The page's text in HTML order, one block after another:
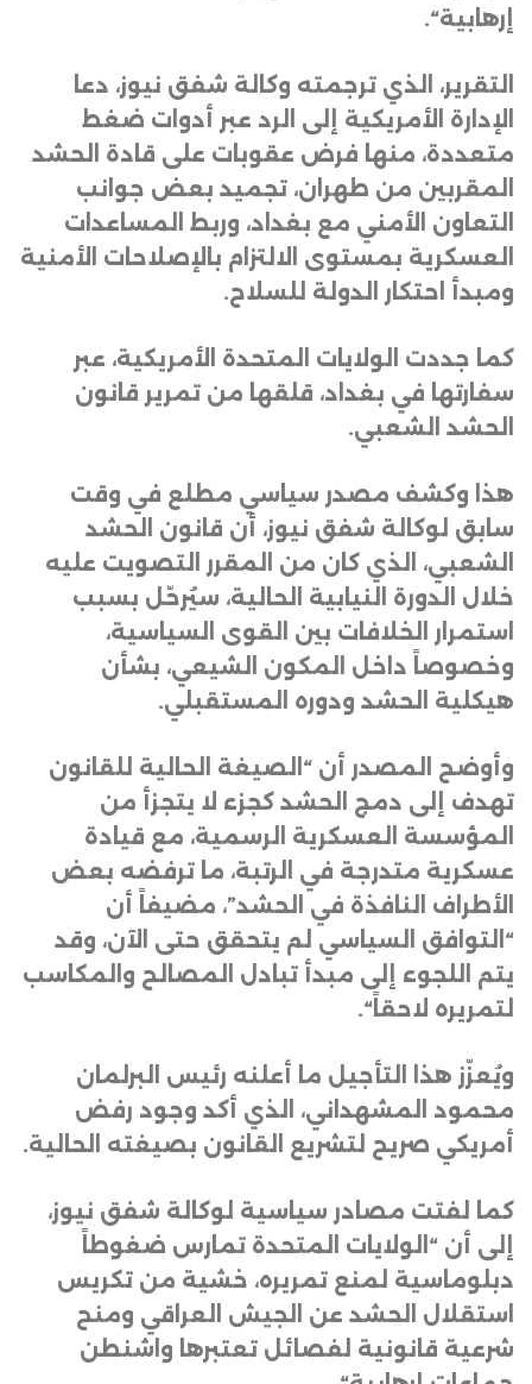
إرهابية“.
التقرير، الذي ترجمته وكالة شفق نيوز، دعا
الإدارة الأمريكية إلى الرد عبر أدوات ضغط
متعددة، منها فرض عقوبات على قادة الحشد
المقربين من طهران، تجميد بعض جوانب
التعاون الأمني مع بغداد، وربط المساعدات
العسكرية بمستوى الالتزام بالإصلاحات الأمنية
ومبدأ احتكار الدولة للسلاح.
كما جددت الولايات المتحدة الأمريكية، عبر
سفارتها في بغداد، قلقها من تمرير قانون
الحشد الشعبي.
هذا وكشف مصدر سياسي مطلع في وقت
سابق لوكالة شفق نيوز، أن قانون الحشد
الشعبي، الذي كان من المقرر التصويت عليه
خلال الدورة النيابية الحالية، سيُرحّل بسبب
استمرار الخلافات بين القوى السياسية،
وخصوصاً داخل المكون الشيعي، بشأن
هيكلية الحشد ودوره المستقبلي.
وأوضح المصدر أن “الصيغة الحالية للقانون
تهدف إلى دمج الحشد كجزء لا يتجزأ من
المؤسسة العسكرية الرسمية، مع قيادة
عسكرية متدرجة في الرتبة، ما ترفضه بعض
الأطراف النافذة في الحشد”، مضيفاً أن
“التوافق السياسي لم يتحقق حتى الآن، وقد
يتم اللجوء إلى مبدأ تبادل المصالح والمكاسب
لتمريره لاحقاً“.
ويُعزّز هذا التأجيل ما أعلنه رئيس البرلمان
محمود المشهداني، الذي أكد وجود رفض
أمريكي صريح لتشريع القانون بصيغته الحالية.
كما لفتت مصادر سياسية لوكالة شفق نيوز،
إلى أن “الولايات المتحدة تمارس ضغوطاً
دبلوماسية لمنع تمريره، خشية من تكريس
استقلال الحشد عن الجيش العراقي ومنح
شرعية قانونية لفصائل تعتبرها واشنطن